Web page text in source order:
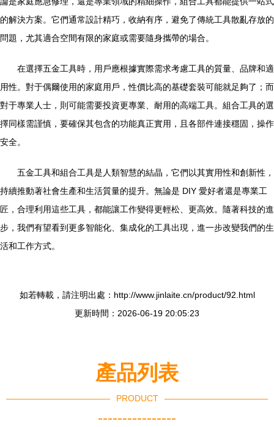
的解決方案。它們通常設計精巧，收納有序，避免了傳統工具散亂存放的
問題，尤其適合空間有限的家庭或需要隨身攜帶的場合。
在選擇五金工具時，用戶應根據實際需求考慮工具的質量、品牌和適
用性。對于偶爾使用的家庭用戶，性價比高的基礎套裝可能就足夠了；而
對于專業人士，則可能需要投資更專業、耐用的高端工具。組合工具的選
擇同樣需謹慎，要確保其包含的功能真正實用，且各部件連接穩固，操作
安全。
五金工具和組合工具是人類智慧的結晶，它們以其實用性和創新性，
持續推動著社會生產和生活質量的提升。無論是 DIY 愛好者還是專業工
匠，合理利用這些工具，都能讓工作變得更輕松、更高效。隨著科技的進
步，我們有望看到更多智能化、集成化的工具出現，進一步改變我們的生
活和工作方式。
如若轉載，請注明出處：http://www.jinlaite.cn/product/92.html
更新時間：2026-06-19 20:05:23
產品列表
PRODUCT
----------------